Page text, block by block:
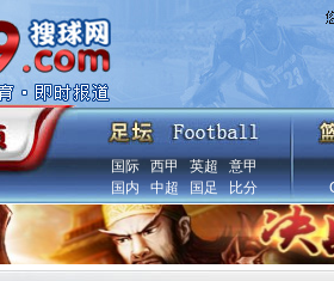
国际 西甲 英超
意甲
国内
中超 国足 比分